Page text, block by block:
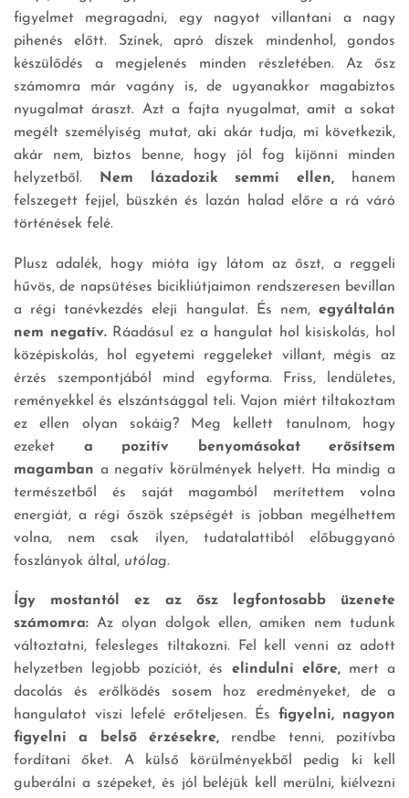
figyelmet megragadni, egy nagyot villantani a nagy
pihenés előtt. Színek, apró díszek mindenhol, gondos
készülődés a megjelenés minden részletében. Az ősz
számomra már vagány is, de ugyanakkor magabiztos
nyugalmat áraszt. Azt a fajta nyugalmat, amit a sokat
megélt személyiség mutat, aki akár tudja, mi következik,
akár nem, biztos benne, hogy jól fog kijönni minden
helyzetből.
Nem lázadozik semmi ellen, hanem
felszegett fejjel, büszkén és lazán halad előre a rá váró
történések felé.
Plusz adalék, hogy mióta így látom az őszt, a reggeli
hűvös, de napsütéses bicikliútjaimon rendszeresen bevillan
a régi tanévkezdés eleji hangulat. És nem, egyáltalán
nem negatív.Ráadásul ez a hangulat hol kisiskolás, hol
középiskolás, hol egyetemi reggeleket villant, mégis az
érzés szempontjából mind egyforma. Friss, lendületes,
reményekkel és elszántsággal teli. Vajon miért tiltakoztam
ez ellen olyan sokáig? Meg kellett tanulnom, hogy
ezeket a pozitív benyomásokat erősítsem
magamban a negatív körülmények helyett. Ha mindig a
természetből és saját magamból merítettem volna
energiát, a régi őszök szépségét is jobban megélhettem
volna, nem csak ilyen, tudatalattiból előbuggyanó
foszlányok által, utólag.
Így mostantól ez az ősz legfontosabb üzenete
számomra: Az olyan dolgok ellen, amiken nem tudunk
változtatni, felesleges tiltakozni. Fel kell venni az adott
helyzetben legjobb pozíciót, és elindulni előre,mert a
dacolás és erőlködés sosem hoz eredményeket, de a
hangulatot viszi lefelé erőteljesen. És figyelni, nagyon
figyelni a belső érzésekre, rendbe tenni, pozitívba
fordítani őket. A külső körülményekből pedig ki kell
guberálni a szépeket, és jól beléjük kell merülni, kiélvezni